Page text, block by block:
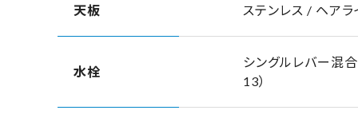
天板 ステンレス / ヘア
水栓
シングルレバー混
13）